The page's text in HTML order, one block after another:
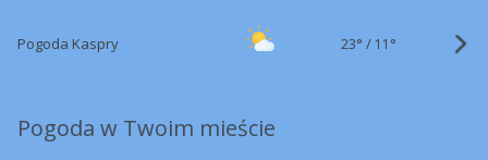
Pogoda Kaspry 23° / 11°
Pogoda w Twoim mieście